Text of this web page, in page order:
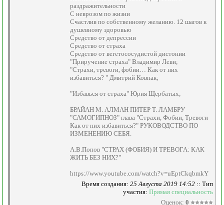
раздражительности
С неврозом по жизни
Счастлив по собственному желанию. 12 шагов к
душевному здоровью
Средство от депрессии
Средство от страха
Средство от вегетососудистой дистонии
"Приручение страха" Владимир Леви;
"Страхи, тревоги, фобии… Как от них
избавиться? " Дмитрий Ковпак;
"Избавься от страха" Юрия Щербатых;
БРАЙАН М. АЛМАН ПИТЕР Т. ЛАМБРУ
"САМОГИПНОЗ" глава "Страхи, Фобии, Тревоги
Как от них избавиться?" РУКОВОДСТВО ПО
ИЗМЕНЕНИЮ СЕБЯ.
А.В.Попов "СТРАХ (ФОБИЯ) И ТРЕВОГА: КАК
ЖИТЬ БЕЗ НИХ?"
https://www.youtube.com/watch?v=uEptCkqbmkY
Время создания: 25 Августа 2019 14:52 :: Тип
участия: Прямая специальность
Оценок: 0